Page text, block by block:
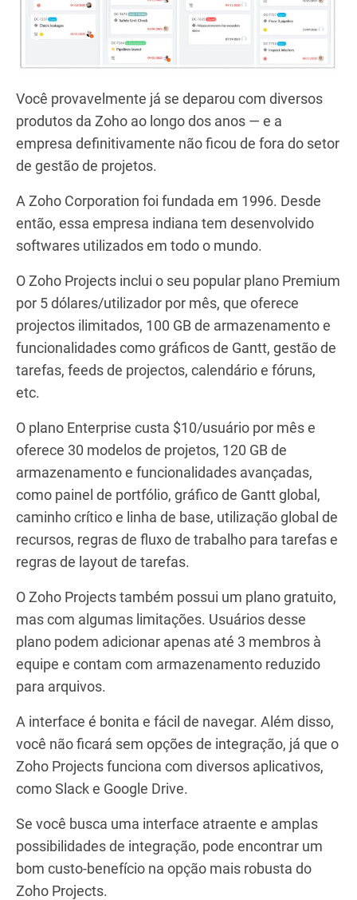
Você provavelmente já se deparou com diversos
produtos da Zoho ao longo dos anos — e a
empresa definitivamente não ficou de fora do setor
de gestão de projetos.
A Zoho Corporation foi fundada em 1996. Desde
então, essa empresa indiana tem desenvolvido
softwares utilizados em todo o mundo.
O Zoho Projects inclui o seu popular plano Premium
por 5 dólares/utilizador por mês, que oferece
projectos ilimitados, 100 GB de armazenamento e
funcionalidades como gráficos de Gantt, gestão de
tarefas, feeds de projectos, calendário e fóruns,
etc.
O plano Enterprise custa $10/usuário por mês e
oferece 30 modelos de projetos, 120 GB de
armazenamento e funcionalidades avançadas,
como painel de portfólio, gráfico de Gantt global,
caminho crítico e linha de base, utilização global de
recursos, regras de fluxo de trabalho para tarefas e
regras de layout de tarefas.
O Zoho Projects também possui um plano gratuito,
mas com algumas limitações. Usuários desse
plano podem adicionar apenas até 3 membros à
equipe e contam com armazenamento reduzido
para arquivos.
A interface é bonita e fácil de navegar. Além disso,
você não ficará sem opções de integração, já que o
Zoho Projects funciona com diversos aplicativos,
como Slack e Google Drive.
Se você busca uma interface atraente e amplas
possibilidades de integração, pode encontrar um
bom custo-benefício na opção mais robusta do
Zoho Projects.